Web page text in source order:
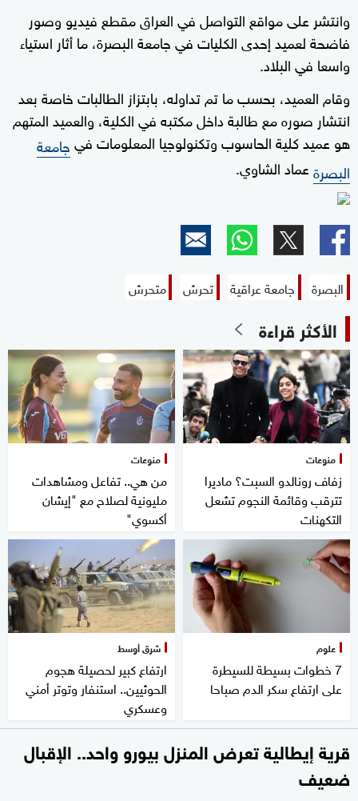
وانتشر على مواقع التواصل في العراق مقطع فيديو وصور
فاضحة لعميد إحدى الكليات في جامعة البصرة، ما أثار استياء
واسعا في البلاد.
وقام العميد، بحسب ما تم تداوله، بابتزاز الطالبات خاصة بعد
انتشار صوره مع طالبة داخل مكتبه في الكلية، والعميد المتهم
هو عميد كلية الحاسوب وتكنولوجيا المعلومات فيجامعة
البصرةعماد الشاوي.
البصرة جامعة عراقية تحرش متحرش
الأكثر قراءة
منوعات
زفاف رونالدو السبت؟ ماديرا
تترقب وقائمة النجوم تشعل
التكهنات
منوعات
من هي.. تفاعل ومشاهدات
مليونية لصلاح مع "إيشان
أكسوي"
علوم
7 خطوات بسيطة للسيطرة
على ارتفاع سكر الدم صباحا
شرق أوسط
ارتفاع كبير لحصيلة هجوم
الحوثيين.. استنفار وتوتر أمني
وعسكري
قرية إيطالية تعرض المنزل بيورو واحد.. الإقبال
ضعيف